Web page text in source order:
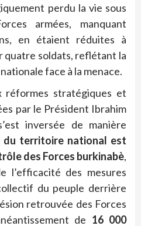
perdu la vie sous
armées, manquant
en étaient réduites à
quatre soldats, reflétant la
face à la menace.
réformes stratégiques et
par le Président Ibrahim
inversée de manière
du territoire national est
des Forces burkinabè,
l’efficacité des mesures
du peuple derrière
retrouvée des Forces
de 16 000